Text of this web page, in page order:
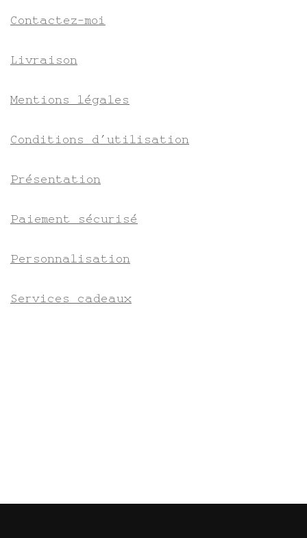
Contactez-moi
Livraison
Mentions légales
Conditions d’utilisation
Présentation
Paiement sécurisé
Personnalisation
Services cadeaux